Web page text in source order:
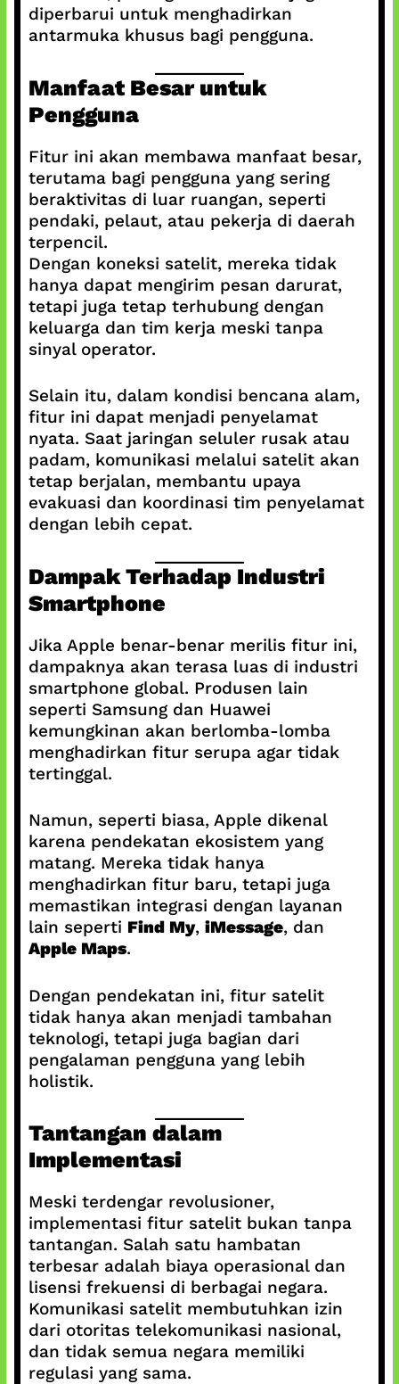
diperbarui untuk menghadirkan
antarmuka khusus bagi pengguna.
Manfaat Besar untuk
Pengguna
Fitur ini akan membawa manfaat besar,
terutama bagi pengguna yang sering
beraktivitas di luar ruangan, seperti
pendaki, pelaut, atau pekerja di daerah
terpencil.
Dengan koneksi satelit, mereka tidak
hanya dapat mengirim pesan darurat,
tetapi juga tetap terhubung dengan
keluarga dan tim kerja meski tanpa
sinyal operator.
Selain itu, dalam kondisi bencana alam,
fitur ini dapat menjadi penyelamat
nyata. Saat jaringan seluler rusak atau
padam, komunikasi melalui satelit akan
tetap berjalan, membantu upaya
evakuasi dan koordinasi tim penyelamat
dengan lebih cepat.
Dampak Terhadap Industri
Smartphone
Jika Apple benar-benar merilis fitur ini,
dampaknya akan terasa luas di industri
smartphone global. Produsen lain
seperti Samsung dan Huawei
kemungkinan akan berlomba-lomba
menghadirkan fitur serupa agar tidak
tertinggal.
Namun, seperti biasa, Apple dikenal
karena pendekatan ekosistem yang
matang. Mereka tidak hanya
menghadirkan fitur baru, tetapi juga
memastikan integrasi dengan layanan
lain seperti Find My, iMessage, dan
Apple Maps.
Dengan pendekatan ini, fitur satelit
tidak hanya akan menjadi tambahan
teknologi, tetapi juga bagian dari
pengalaman pengguna yang lebih
holistik.
Tantangan dalam
Implementasi
Meski terdengar revolusioner,
implementasi fitur satelit bukan tanpa
tantangan. Salah satu hambatan
terbesar adalah biaya operasional dan
lisensi frekuensi di berbagai negara.
Komunikasi satelit membutuhkan izin
dari otoritas telekomunikasi nasional,
dan tidak semua negara memiliki
regulasi yang sama.